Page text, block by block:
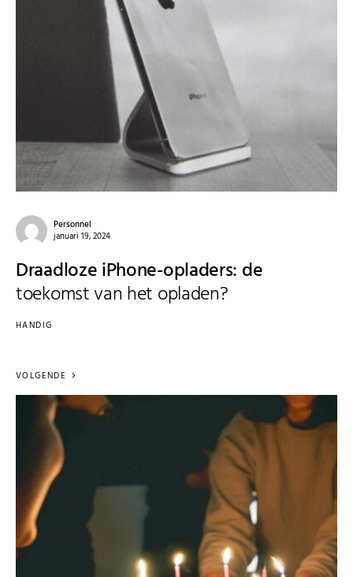
Personnel
januari 19, 2024
Draadloze iPhone-opladers: de
toekomst van het opladen?
HANDIG
VOLGENDE